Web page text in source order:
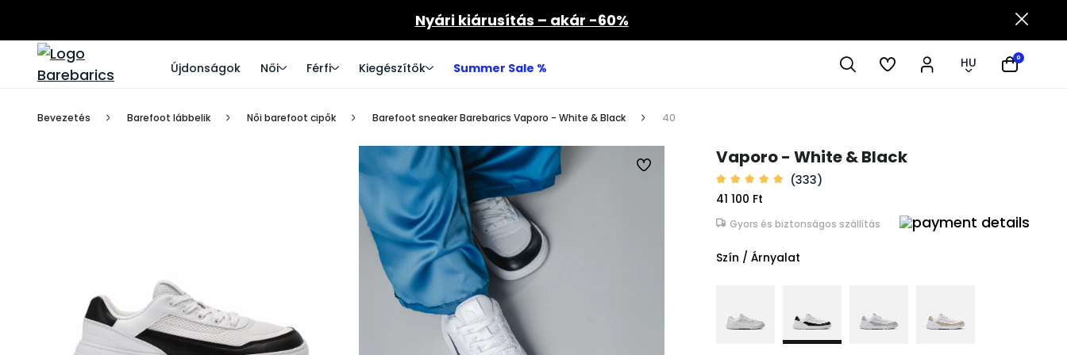
Nyári kiárusítás – akár -60%
Újdonságok Női Férfi Kiegészítők Summer Sale % HU 0
Bevezetés Barefoot lábbelik Női barefoot cipők Barefoot sneaker Barebarics Vaporo - White & Black 40
Vaporo - White & Black
(333)
41 100 Ft
Gyors és biztonságos szállítás
Szín / Árnyalat